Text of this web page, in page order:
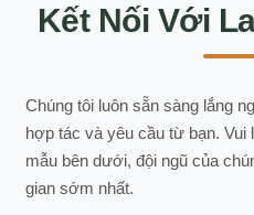
Kết Nối Với
Chúng tôi luôn sẵn sàng lắng
hợp tác và yêu cầu từ bạn. Vui
mẫu bên dưới, đội ngũ của
gian sớm nhất.